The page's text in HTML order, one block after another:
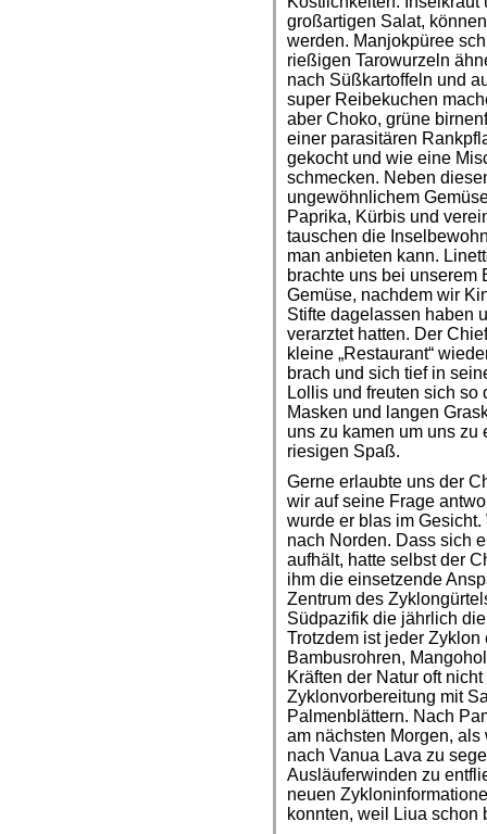
großartigen Salat,
werden. Manjokpüree
rießigen Tarowurzeln
nach Süßkartoffeln und
super Reibekuchen
aber Choko, grüne
einer parasitären
gekocht und wie eine
schmecken. Neben
ungewöhnlichem
Paprika, Kürbis und
tauschen die
man anbieten kann.
brachte uns bei unserem
Gemüse, nachdem wir
Stifte dagelassen haben
verarztet hatten. Der
kleine „Restaurant“
brach und sich tief in
Lollis und freuten sich so
Masken und langen
uns zu kamen um uns
riesigen Spaß.
Gerne erlaubte uns der
wir auf seine Frage
wurde er blas im
nach Norden. Dass sich
aufhält, hatte selbst der
ihm die einsetzende
Zentrum des
Südpazifik die jährlich
Trotzdem ist jeder
Bambusrohren,
Kräften der Natur oft
Zyklonvorbereitung mit
Palmenblättern. Nach
am nächsten Morgen,
nach Vanua Lava zu
Ausläuferwinden zu
neuen
konnten, weil Liua schon